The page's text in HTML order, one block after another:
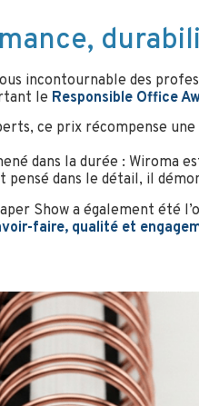
incontournable des
le Responsible Office
ce prix récompense
dans la durée : Wiroma
pensé dans le détail, il
Show a également été
faire, qualité et